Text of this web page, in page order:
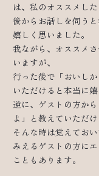
は、私のオススメし
後からお話しを伺う
嬉しく思いました。
我ながら、オススメ
いますが、
行った後で「おいし
いただけると本当に嬉
逆に、ゲストの方か
よ」と教えていただけ
そんな時は覚えてお
みえるゲストの方に
こともあります。